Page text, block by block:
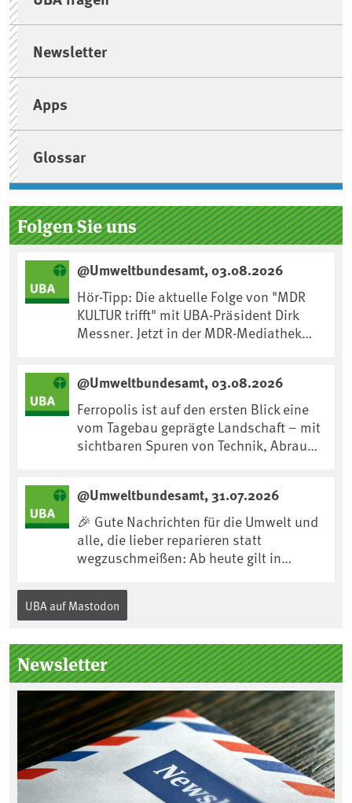
Newsletter
Apps
Glossar
Folgen Sie uns
@Umweltbundesamt, 03.08.2026
Hör-Tipp: Die aktuelle Folge von "MDR
KULTUR trifft" mit UBA-Präsident Dirk
Messner. Jetzt in der MDR-Mediathek
fft/dirk-messner-audio-100.html
@Umweltbundesamt, 03.08.2026
Ferropolis ist auf den ersten Blick eine
vom Tagebau geprägte Landschaft – mit
sichtbaren Spuren von Technik, Abraum
nur ihre bergbauliche Vergangenheit.
Hier lässt sich beobachten, wie sich aus
Kippenflächen lebendige Böden
entwickeln, Pflanzen Fuß fassen & neue
Lebensräume entstehen....
@Umweltbundesamt, 31.07.2026
🎉 Gute Nachrichten für die Umwelt und
alle, die lieber reparieren statt
wegzuschmeißen: Ab heute gilt in
„Recht auf Reparatur“.Demnach müssen
Hersteller allen Verbraucher*innen für
technisch möglich – nach Ablauf der
Gewährleistungsfrist Reparaturen zu
einem angemessenen Preis anbieten:
UBA auf Mastodon
Newsletter